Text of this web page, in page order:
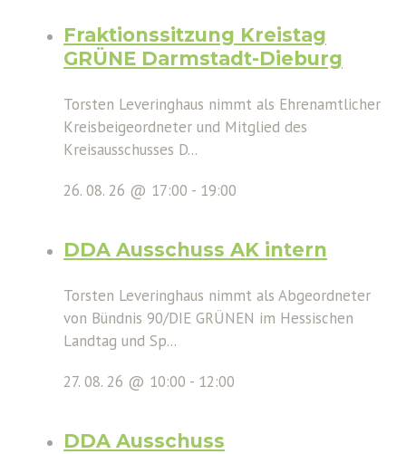
Fraktionssitzung Kreistag
GRÜNE Darmstadt-Dieburg
Torsten Leveringhaus nimmt als Ehrenamtlicher
Kreisbeigeordneter und Mitglied des
Kreisausschusses D...
26. 08. 26 @ 17:00 - 19:00
DDA Ausschuss AK intern
Torsten Leveringhaus nimmt als Abgeordneter
von Bündnis 90/DIE GRÜNEN im Hessischen
Landtag und Sp...
27. 08. 26 @ 10:00 - 12:00
DDA Ausschuss